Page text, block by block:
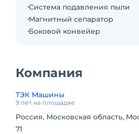
Система подавления пыли
Магнитный сепаратор
Боковой конвейер
Компания
ТЭК Машины
9 лет на площадке
Россия, Московская область,
71